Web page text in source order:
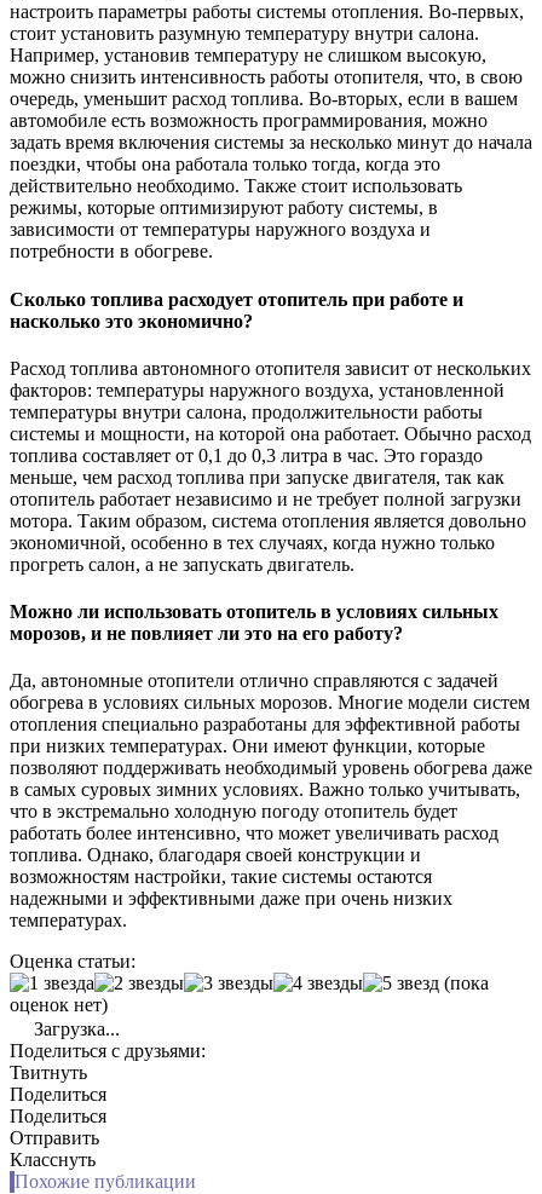
настроить параметры работы системы отопления. Во-первых,
стоит установить разумную температуру внутри салона.
Например, установив температуру не слишком высокую,
можно снизить интенсивность работы отопителя, что, в свою
очередь, уменьшит расход топлива. Во-вторых, если в вашем
автомобиле есть возможность программирования, можно
задать время включения системы за несколько минут до начала
поездки, чтобы она работала только тогда, когда это
действительно необходимо. Также стоит использовать
режимы, которые оптимизируют работу системы, в
зависимости от температуры наружного воздуха и
потребности в обогреве.
Сколько топлива расходует отопитель при работе и
насколько это экономично?
Расход топлива автономного отопителя зависит от нескольких
факторов: температуры наружного воздуха, установленной
температуры внутри салона, продолжительности работы
системы и мощности, на которой она работает. Обычно расход
топлива составляет от 0,1 до 0,3 литра в час. Это гораздо
меньше, чем расход топлива при запуске двигателя, так как
отопитель работает независимо и не требует полной загрузки
мотора. Таким образом, система отопления является довольно
экономичной, особенно в тех случаях, когда нужно только
прогреть салон, а не запускать двигатель.
Можно ли использовать отопитель в условиях сильных
морозов, и не повлияет ли это на его работу?
Да, автономные отопители отлично справляются с задачей
обогрева в условиях сильных морозов. Многие модели систем
отопления специально разработаны для эффективной работы
при низких температурах. Они имеют функции, которые
позволяют поддерживать необходимый уровень обогрева даже
в самых суровых зимних условиях. Важно только учитывать,
что в экстремально холодную погоду отопитель будет
работать более интенсивно, что может увеличивать расход
топлива. Однако, благодаря своей конструкции и
возможностям настройки, такие системы остаются
надежными и эффективными даже при очень низких
температурах.
Оценка статьи:
(пока
оценок нет)
Загрузка...
Поделиться с друзьями:
Твитнуть
Поделиться
Поделиться
Отправить
Класснуть
Похожие публикации